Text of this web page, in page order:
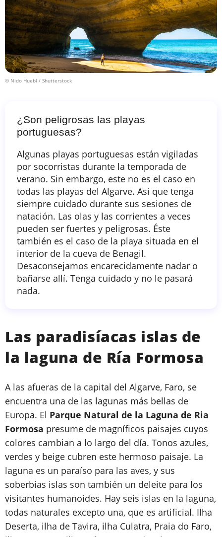
© Nido Huebl / Shutterstock
¿Son peligrosas las playas
portuguesas?
Algunas playas portuguesas están vigiladas
por socorristas durante la temporada de
verano. Sin embargo, este no es el caso en
todas las playas del Algarve. Así que tenga
siempre cuidado durante sus sesiones de
natación. Las olas y las corrientes a veces
pueden ser fuertes y peligrosas. Éste
también es el caso de la playa situada en el
interior de la cueva de Benagil.
Desaconsejamos encarecidamente nadar o
bañarse allí. Tenga cuidado y no le pasará
nada.
Las paradisíacas islas de
la laguna de Ría Formosa
A las afueras de la capital del Algarve, Faro, se
encuentra una de las lagunas más bellas de
Europa. El Parque Natural de la Laguna de Ria
Formosa presume de magníficos paisajes cuyos
colores cambian a lo largo del día. Tonos azules,
verdes y beige cubren este hermoso paisaje. La
laguna es un paraíso para las aves, y sus
soberbias islas son también un deleite para los
visitantes humanoides. Hay seis islas en la laguna,
todas naturales excepto una, que es artificial. Ilha
Deserta, ilha de Tavira, ilha Culatra, Praia do Faro,